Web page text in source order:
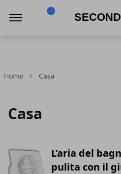
Home Casa
Casa
L’aria del
pulita con il